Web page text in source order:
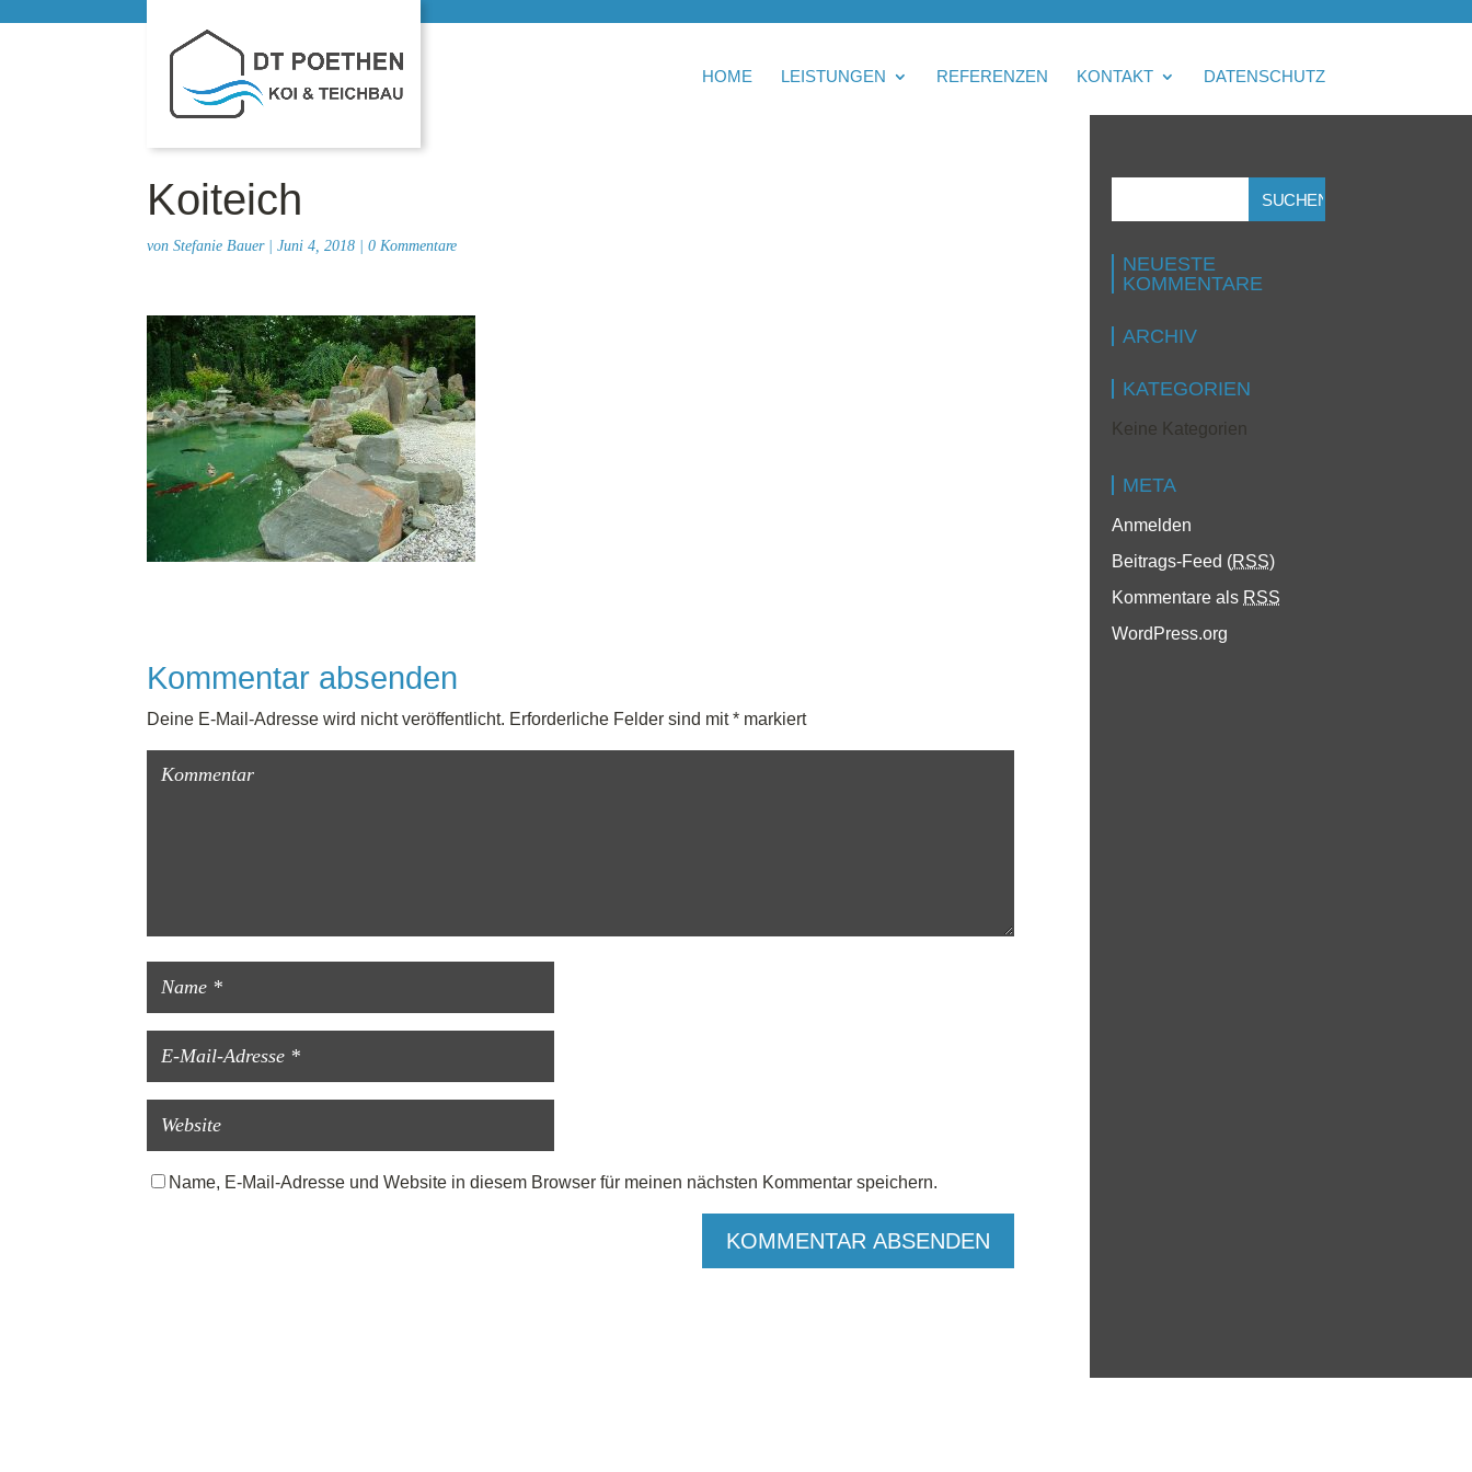
HOME LEISTUNGEN REFERENZEN KONTAKT DATENSCHUTZ
Koiteich
vonStefanie Bauer|Juni 4, 2018 |0 Kommentare
Kommentar absenden
Deine E-Mail-Adresse wird nicht veröffentlicht. Erforderliche Felder sind mit* markiert
Name, E-Mail-Adresse und Website in diesem Browser für meinen nächsten Kommentar speichern.
NEUESTE
KOMMENTARE
ARCHIV
KATEGORIEN
Keine Kategorien
META
Anmelden
Beitrags-Feed (RSS)
Kommentare als RSS
WordPress.org